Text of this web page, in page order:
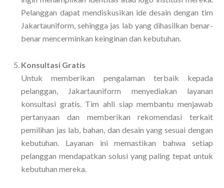
Pelanggan dapat mendiskusikan ide desain dengan tim
Jakartauniform, sehingga jas lab yang dihasilkan benar-
benar mencerminkan keinginan dan kebutuhan.
Konsultasi Gratis
Untuk memberikan pengalaman terbaik kepada
pelanggan, Jakartauniform menyediakan layanan
konsultasi gratis. Tim ahli siap membantu menjawab
pertanyaan dan memberikan rekomendasi terkait
pemilihan jas lab, bahan, dan desain yang sesuai dengan
kebutuhan. Layanan ini memastikan bahwa setiap
pelanggan mendapatkan solusi yang paling tepat untuk
kebutuhan mereka.